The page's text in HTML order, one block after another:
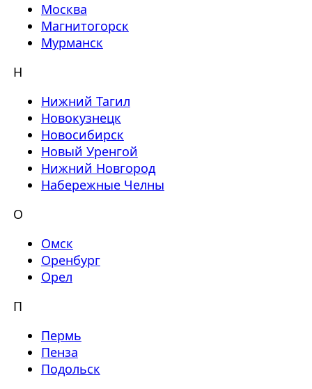
Москва
Магнитогорск
Мурманск
Н
Нижний Тагил
Новокузнецк
Новосибирск
Новый Уренгой
Нижний Новгород
Набережные Челны
О
Омск
Оренбург
Орел
П
Пермь
Пенза
Подольск